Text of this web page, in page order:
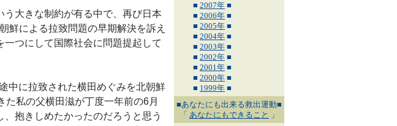
大きな制約が有る中で、再び日本
鮮による拉致問題の早期解決を訴え
つにして国際社会に問題提起して
中に拉致された横田めぐみを北朝鮮
私の父横田滋が丁度一年前の6月
抱きしめたかったのだろうと思う
■ 2007年 ■
■ 2006年 ■
■ 2005年 ■
■ 2004年 ■
■ 2003年 ■
■ 2002年 ■
■ 2001年 ■
■ 2000年 ■
■ 1999年 ■
■あなたにも出来る救出運動■
「 あなたにもできること 」